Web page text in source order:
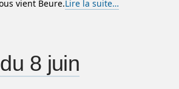
vient Beure.Lire la suite…
8 juin